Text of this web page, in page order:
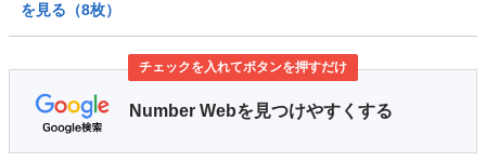
を見る（8枚）
チェックを入れてボタンを押すだけ
Number Webを見つけやすくする